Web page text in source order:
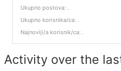
Ukupno postova: .
Ukupno korisnika/ca: .
Najnoviji/a korisnik/ca: .
Activity over the